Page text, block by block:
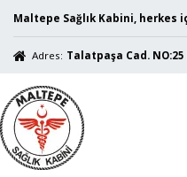
Maltepe Sağlık Kabini, herkes
Adres: Talatpaşa Cad.